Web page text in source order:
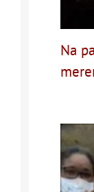
Na